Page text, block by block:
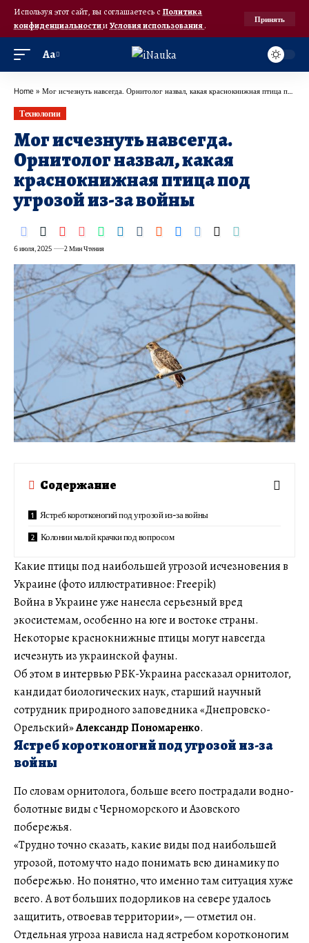
Используя этот сайт, вы соглашаетесь с Политика
конфиденциальностииУсловия использования.
Принять
Аа
Home » Мог исчезнуть навсегда. Орнитолог назвал, какая краснокнижная птица под угрозой из-за войны
Технологии
Мог исчезнуть навсегда.
Орнитолог назвал, какая
краснокнижная птица под
угрозой из-за войны
6 июля, 2025 2 Мин Чтения
Содержание
Ястреб коротконогий под угрозой из-за войны
Колонии малой крачки под вопросом
Какие птицы под наибольшей угрозой исчезновения в
Украине (фото иллюстративное: Freepik)
Война в Украине уже нанесла серьезный вред
экосистемам, особенно на юге и востоке страны.
Некоторые краснокнижные птицы могут навсегда
исчезнуть из украинской фауны.
Об этом в интервью РБК-Украина рассказал орнитолог,
кандидат биологических наук, старший научный
сотрудник природного заповедника «Днепровско-
Орельский»Александр Пономаренко.
Ястреб коротконогий под угрозой из-за
войны
По словам орнитолога, больше всего пострадали водно-
болотные виды с Черноморского и Азовского
побережья.
«Трудно точно сказать, какие виды под наибольшей
угрозой, потому что надо понимать всю динамику по
побережью. Но понятно, что именно там ситуация хуже
всего. А вот больших подорликов на севере удалось
защитить, отвоевав территории», — отметил он.
Отдельная угроза нависла над ястребом коротконогим